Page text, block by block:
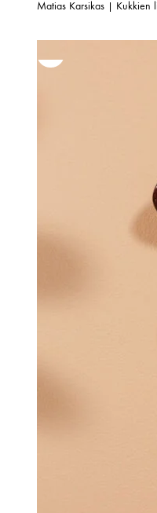
Matias Karsikas | Kukkien